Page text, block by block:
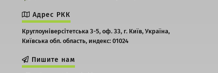
Адрес РКК
Круглоуніверсітетська 3-5, оф. 33, г. Київ, Україна,
Київська обл. область, индекс: 01024
Пишите нам